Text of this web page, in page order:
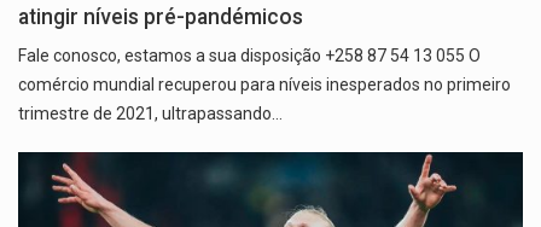
atingir níveis pré-pandémicos
Fale conosco, estamos a sua disposição +258 87 54 13 055 O
comércio mundial recuperou para níveis inesperados no primeiro
trimestre de 2021, ultrapassando…